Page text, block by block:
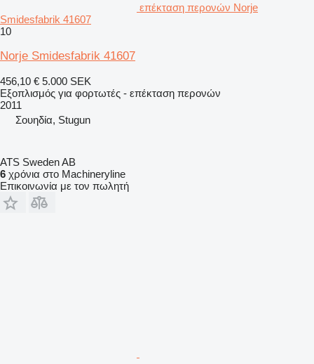
επέκταση περονών Norje
Smidesfabrik 41607
10
Norje Smidesfabrik 41607
456,10 € 5.000 SEK
Εξοπλισμός για φορτωτές - επέκταση περονών
2011
Σουηδία, Stugun
ATS Sweden AB
6 χρόνια στο Machineryline
Επικοινωνία με τον πωλητή